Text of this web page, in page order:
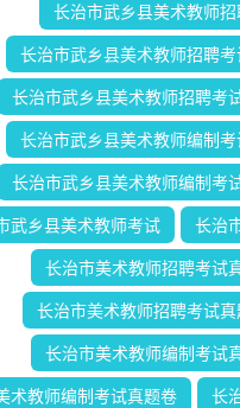
长治市武乡县美术教师招
长治市武乡县美术教师招聘
长治市武乡县美术教师招聘考
长治市武乡县美术教师编制
长治市武乡县美术教师编制考
武乡县美术教师考试 长治
长治市美术教师招聘考试
长治市美术教师招聘考试真
长治市美术教师编制考试
术教师编制考试真题卷 长